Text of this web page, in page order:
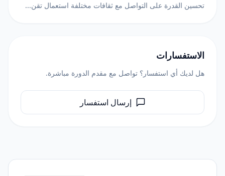
تحسين القدرة على التواصل مع ثقافات مختلفة استعمال تقن...
الاستفسارات
هل لديك أي استفسار؟ تواصل مع مقدم الدورة مباشرة.
إرسال استفسار